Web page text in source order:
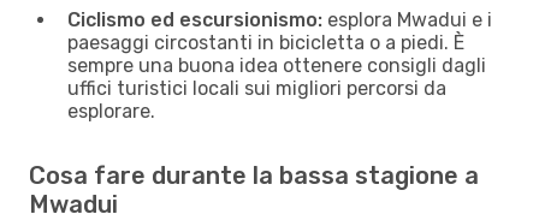
Ciclismo ed escursionismo: esplora Mwadui e i
paesaggi circostanti in bicicletta o a piedi. È
sempre una buona idea ottenere consigli dagli
uffici turistici locali sui migliori percorsi da
esplorare.
Cosa fare durante la bassa stagione a
Mwadui